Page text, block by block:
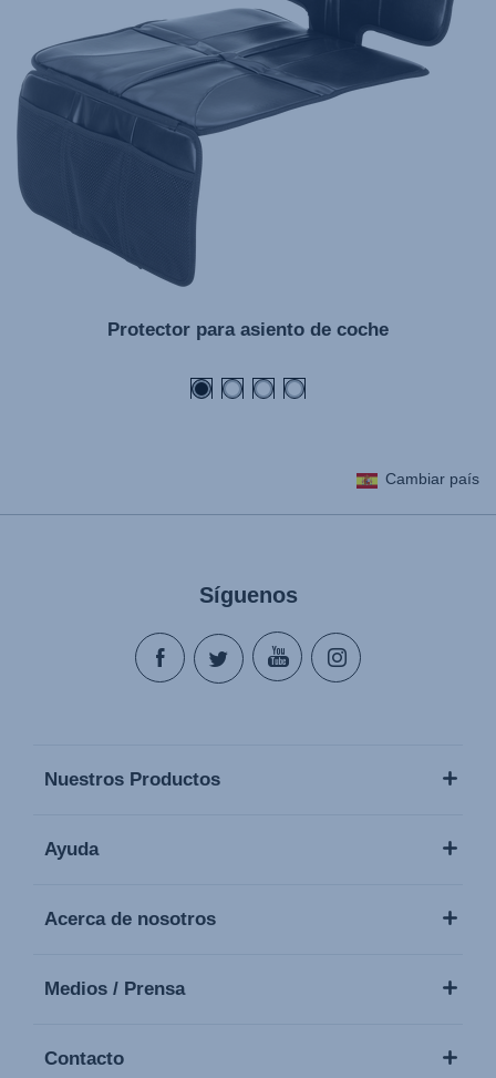
Protector para asiento de coche
Cambiar país
Síguenos
Nuestros Productos
Ayuda
Acerca de nosotros
Medios / Prensa
Contacto